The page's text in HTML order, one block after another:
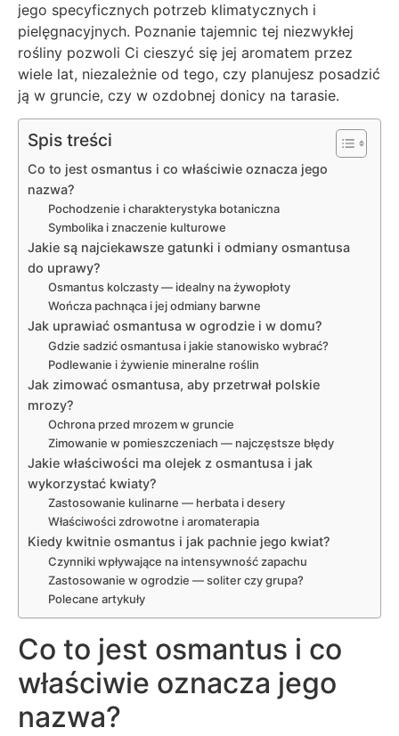
jego specyficznych potrzeb klimatycznych i
pielęgnacyjnych. Poznanie tajemnic tej niezwykłej
rośliny pozwoli Ci cieszyć się jej aromatem przez
wiele lat, niezależnie od tego, czy planujesz posadzić
ją w gruncie, czy w ozdobnej donicy na tarasie.
Spis treści
Co to jest osmantus i co właściwie oznacza jego
nazwa?
Pochodzenie i charakterystyka botaniczna
Symbolika i znaczenie kulturowe
Jakie są najciekawsze gatunki i odmiany osmantusa
do uprawy?
Osmantus kolczasty — idealny na żywopłoty
Wończa pachnąca i jej odmiany barwne
Jak uprawiać osmantusa w ogrodzie i w domu?
Gdzie sadzić osmantusa i jakie stanowisko wybrać?
Podlewanie i żywienie mineralne roślin
Jak zimować osmantusa, aby przetrwał polskie
mrozy?
Ochrona przed mrozem w gruncie
Zimowanie w pomieszczeniach — najczęstsze błędy
Jakie właściwości ma olejek z osmantusa i jak
wykorzystać kwiaty?
Zastosowanie kulinarne — herbata i desery
Właściwości zdrowotne i aromaterapia
Kiedy kwitnie osmantus i jak pachnie jego kwiat?
Czynniki wpływające na intensywność zapachu
Zastosowanie w ogrodzie — soliter czy grupa?
Polecane artykuły
Co to jest osmantus i co
właściwie oznacza jego
nazwa?